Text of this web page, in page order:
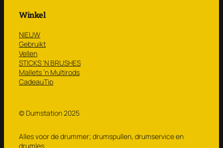
Winkel
NIEUW
Gebruikt
Vellen
STICKS ‘N BRUSHES
Mallets ’n Multirods
CadeauTip
© Dumstation 2025
Alles voor de drummer; drumspullen, drumservice en
drumles.